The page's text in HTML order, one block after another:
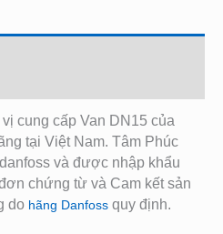
cung cấp Van DN15 của
tại Việt Nam. Tâm Phúc
và được nhập khẩu
chứng từ và Cam kết sản
do hãng Danfoss quy định.